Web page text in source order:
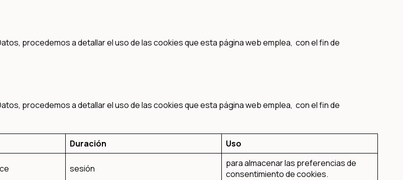
procedemos a detallar el uso de las cookies que esta página web emplea, con el fin de
procedemos a detallar el uso de las cookies que esta página web emplea, con el fin de
Duración Uso
sesión
para almacenar las preferencias de
consentimiento de cookies.